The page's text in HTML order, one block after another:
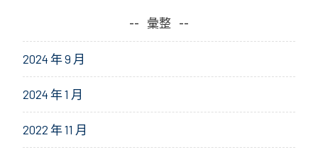
彙整
2024 年 9 月
2024 年 1 月
2022 年 11 月